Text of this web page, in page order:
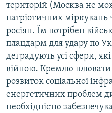
територій (Москва не
патріотичних міркувань
росіян. Їм потрібен
плацдарм для удару по
деградують усі сфери,
війною. Кремлю плювати
розвиток соціальної
енергетичних проблем
необхідністю